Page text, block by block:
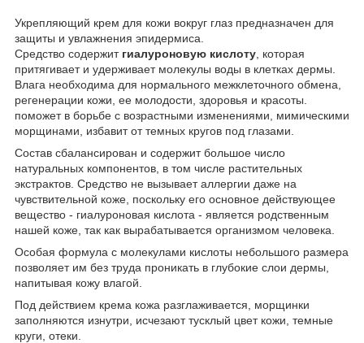
Укрепляющий крем для кожи вокруг глаз предназначен для
защиты и увлажнения эпидермиса.
Средство содержит гиалуроновую кислоту , которая
притягивает и удерживает молекулы воды в клетках дермы.
Влага необходима для нормального межклеточного обмена,
регенерации кожи, ее молодости, здоровья и красоты.
поможет в борьбе с возрастными изменениями, мимическими
морщинами, избавит от темных кругов под глазами.
Состав сбалансирован и содержит большое число
натуральных компонентов, в том числе растительных
экстрактов. Средство не вызывает аллергии даже на
чувствительной коже, поскольку его основное действующее
вещество - гиалуроновая кислота - является родственным
нашей коже, так как вырабатывается организмом человека.
Особая формула с молекулами кислоты небольшого размера
позволяет им без труда проникать в глубокие слои дермы,
напитывая кожу влагой.
Под действием крема кожа разглаживается, морщинки
заполняются изнутри, исчезают тусклый цвет кожи, темные
круги, отеки.